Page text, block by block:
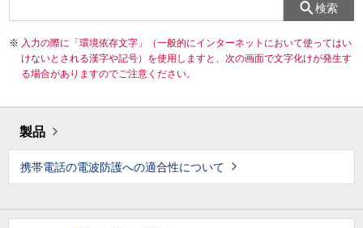
検索
入力の際に「環境依存文字」（一般的にインターネットにおいて使ってはい
けないとされる漢字や記号）を使用しますと、次の画面で文字化けが発生す
る場合がありますのでご注意ください。
製品
携帯電話の電波防護への適合性について